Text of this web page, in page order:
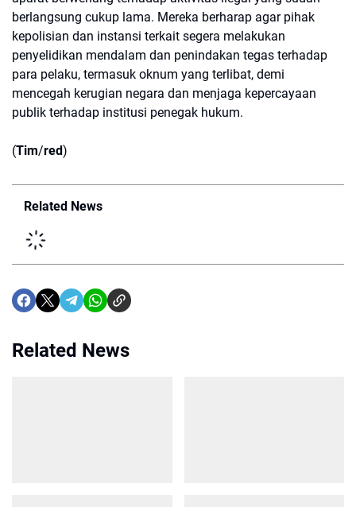
berlangsung cukup lama. Mereka berharap agar pihak
kepolisian dan instansi terkait segera melakukan
penyelidikan mendalam dan penindakan tegas terhadap
para pelaku, termasuk oknum yang terlibat, demi
mencegah kerugian negara dan menjaga kepercayaan
publik terhadap institusi penegak hukum.
(Tim/red)
Related News
Related News